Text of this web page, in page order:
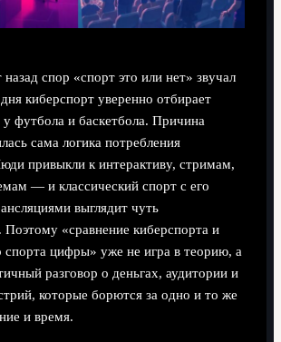
спор «спорт это или нет» звучал
киберспорт уверенно отбирает
футбола и баскетбола. Причина
сама логика потребления
привыкли к интерактиву, стримам,
— и классический спорт с его
выглядит чуть
Поэтому «сравнение киберспорта и
спорта цифры» уже не игра в теорию, а
разговор о деньгах, аудитории и
которые борются за одно и то же
и время.